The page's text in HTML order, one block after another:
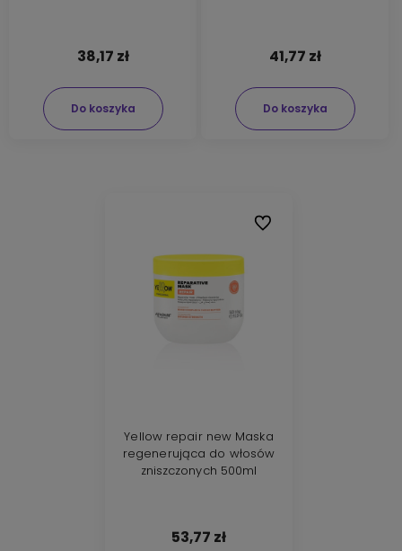
38,17 zł
Do koszyka
41,77 zł
Do koszyka
Yellow repair new Maska
regenerująca do włosów
zniszczonych 500ml
53,77 zł
Do ulubionych